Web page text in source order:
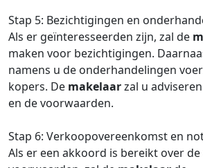
Stap 5: Bezichtigingen en
Als er geïnteresseerden zijn, zal de
maken voor bezichtigingen.
namens u de onderhandelingen
kopers. De makelaarzal u
en de voorwaarden.
Stap 6: Verkoopovereenkomst en
Als er een akkoord is bereikt over